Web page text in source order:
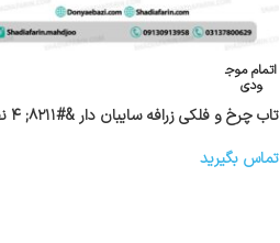
اتمام موج
ودی
تاب چرخ و فلکی زرافه سایبان دار &#۸۲۱۱; ۴ نفره
تماس بگیرید